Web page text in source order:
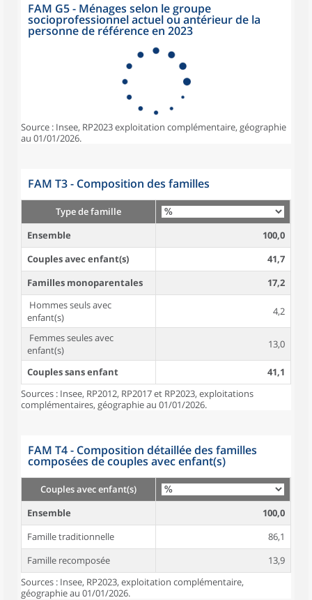
FAM G5 - Ménages selon le groupe
socioprofessionnel actuel ou antérieur de la
personne de référence en 2023
Source : Insee, RP2023 exploitation complémentaire, géographie
au 01/01/2026.
FAM T3 - Composition des familles
Type de famille
Ensemble
100,0
Couples avec enfant(s)
41,7
Familles monoparentales
17,2
Hommes seuls avec
enfant(s)
4,2
Femmes seules avec
enfant(s)
13,0
Couples sans enfant
41,1
Sources : Insee, RP2012, RP2017 et RP2023, exploitations
complémentaires, géographie au 01/01/2026.
FAM T4 - Composition détaillée des familles
composées de couples avec enfant(s)
Couples avec enfant(s)
Ensemble
100,0
Famille traditionnelle
86,1
Famille recomposée
13,9
Sources : Insee, RP2023, exploitation complémentaire,
géographie au 01/01/2026.